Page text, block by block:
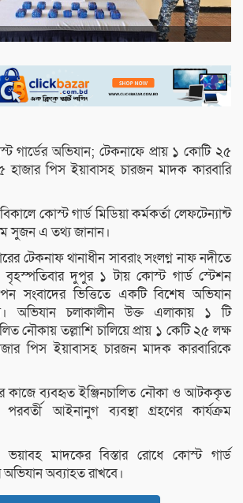
গার্ডের অভিযান; টেকনাফে প্রায় ১ কোটি ২৫
হাজার পিস ইয়াবাসহ চারজন মাদক কারবারি
কোস্ট গার্ড মিডিয়া কর্মকর্তা লেফটেন্যান্ট
সুজন এ তথ্য জানান।
টেকনাফ থানাধীন সাবরাং সংলগ্ন নাফ নদীতে
দুপুর ১ টায় কোস্ট গার্ড স্টেশন
সংবাদের ভিত্তিতে একটি বিশেষ অভিযান
অভিযান চলাকালীন উক্ত এলাকায় ১ টি
নৌকায় তল্লাশি চালিয়ে প্রায় ১ কেটি ২৫ লক্ষ
পিস ইয়াবাসহ চারজন মাদক কারবারিকে
কাজে ব্যবহৃত ইঞ্জিনচালিত নৌকা ও আটককৃত
আইনানুগ ব্যবস্থা গ্রহণের কার্যক্রম
মাদকের বিস্তার রোধে কোস্ট গার্ড
অব্যাহত রাখবে।